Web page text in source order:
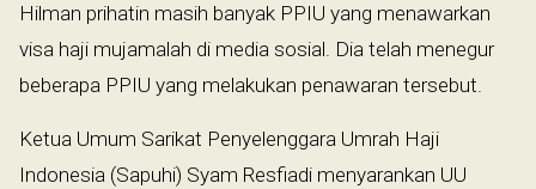
Hilman prihatin masih banyak PPIU yang menawarkan
visa haji mujamalah di media sosial. Dia telah menegur
beberapa PPIU yang melakukan penawaran tersebut.
Ketua Umum Sarikat Penyelenggara Umrah Haji
Indonesia (Sapuhi) Syam Resfiadi menyarankan UU